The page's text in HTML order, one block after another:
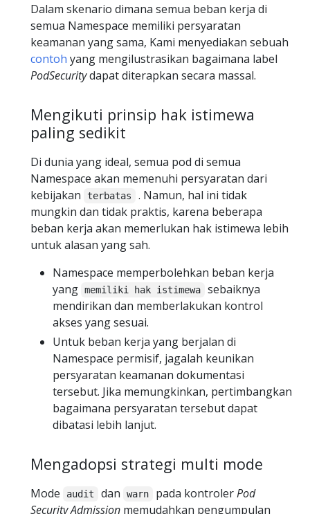
Dalam skenario dimana semua beban kerja di
semua Namespace memiliki persyaratan
keamanan yang sama, Kami menyediakan sebuah
contoh yang mengilustrasikan bagaimana label
PodSecuritydapat diterapkan secara massal.
Mengikuti prinsip hak istimewa
paling sedikit
Di dunia yang ideal, semua pod di semua
Namespace akan memenuhi persyaratan dari
kebijakan
terbatas
. Namun, hal ini tidak
mungkin dan tidak praktis, karena beberapa
beban kerja akan memerlukan hak istimewa lebih
untuk alasan yang sah.
Namespace memperbolehkan beban kerja
yang memiliki hak istimewa
sebaiknya
mendirikan dan memberlakukan kontrol
akses yang sesuai.
Untuk beban kerja yang berjalan di
Namespace permisif, jagalah keunikan
persyaratan keamanan dokumentasi
tersebut. Jika memungkinkan, pertimbangkan
bagaimana persyaratan tersebut dapat
dibatasi lebih lanjut.
Mengadopsi strategi multi mode
Mode audit dan warn pada kontrolerPod
Security Admission memudahkan pengumpulan